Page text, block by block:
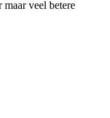
maar veel betere